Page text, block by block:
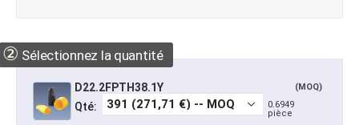
② Sélectionnez la quantité
D22.2FPTH38.1Y (MOQ)
Qté:
0.6949
pièce